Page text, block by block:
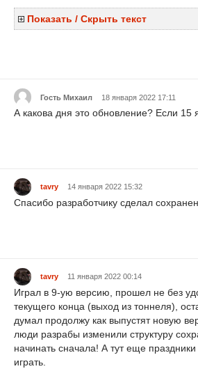
Показать / Скрыть текст
Гость Михаил 18 января 2022 17:11
А какова дня это обновление? Если 15
tavry 14 января 2022 15:32
Спасибо разработчику сделал
tavry 11 января 2022 00:14
Играл в 9-ую версию, прошел не без
текущего конца (выход из тоннеля),
думал продолжу как выпустят новую
люди разрабы изменили структуру
начинать сначала! А тут еще праздники
играть.